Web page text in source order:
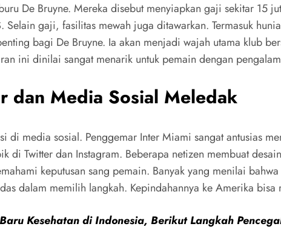
De Bruyne. Mereka disebut menyiapkan gaji sekitar 15
gaji, fasilitas mewah juga ditawarkan. Termasuk
bagi De Bruyne. Ia akan menjadi wajah utama klub
ini dinilai sangat menarik untuk pemain dengan
dan Media Sosial Meledak
di media sosial. Penggemar Inter Miami sangat antusias
di Twitter dan Instagram. Beberapa netizen membuat
keputusan sang pemain. Banyak yang menilai
dalam memilih langkah. Kepindahannya ke Amerika
Kesehatan di Indonesia, Berikut Langkah